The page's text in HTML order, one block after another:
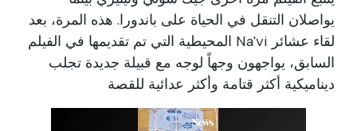
يواصلان التنقل في الحياة على باندورا. هذه المرة، بعد
لقاء عشائر Na'vi المحيطية التي تم تقديمها في الفيلم
السابق، يواجهون وجهاً لوجه مع قبيلة جديدة تجلب
ديناميكية أكثر قتامة وأكثر عدائية للقصة